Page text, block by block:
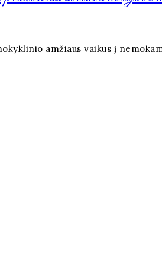
amžiaus vaikus į